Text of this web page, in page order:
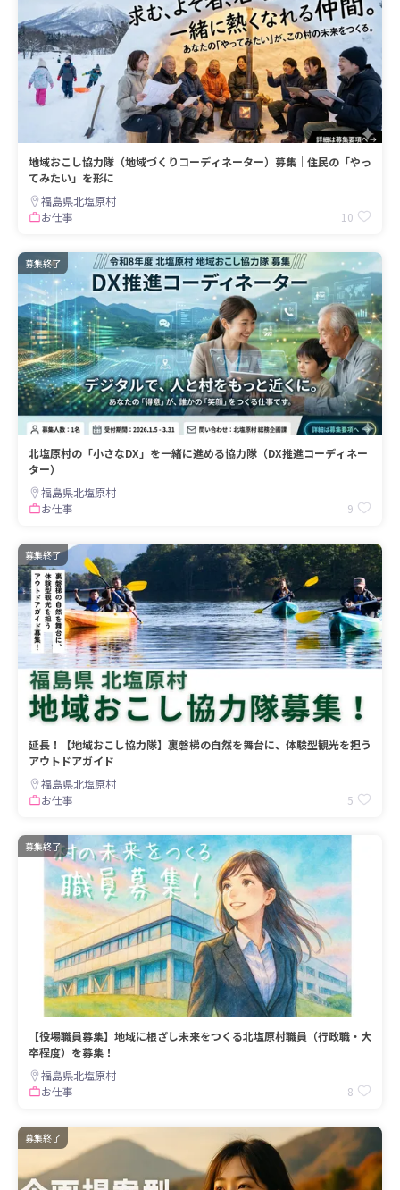
地域おこし協力隊（地域づくりコーディネーター）募集｜住民の「やっ
てみたい」を形に
福島県北塩原村
お仕事
10
募集終了
北塩原村の「小さなDX」を一緒に進める協力隊（DX推進コーディネー
ター）
福島県北塩原村
お仕事
9
募集終了
延長！【地域おこし協力隊】裏磐梯の自然を舞台に、体験型観光を担う
アウトドアガイド
福島県北塩原村
お仕事
5
募集終了
【役場職員募集】地域に根ざし未来をつくる北塩原村職員（行政職・大
卒程度）を募集！
福島県北塩原村
お仕事
8
募集終了